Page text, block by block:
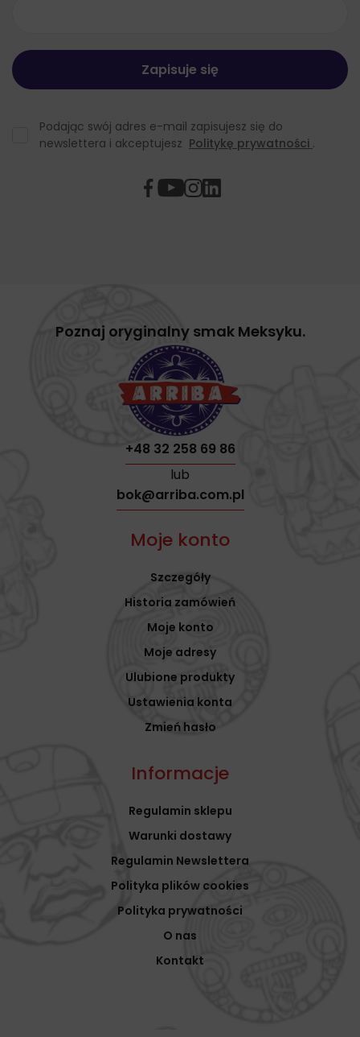
Podając swój adres e-mail zapisujesz się do
newslettera i akceptujesz Politykę prywatności .
Poznaj oryginalny smak Meksyku.
+48 32 258 69 86
lub
bok@arriba.com.pl
Moje konto
Szczegóły
Historia zamówień
Moje konto
Moje adresy
Ulubione produkty
Ustawienia konta
Zmień hasło
Informacje
Regulamin sklepu
Warunki dostawy
Regulamin Newslettera
Polityka plików cookies
Polityka prywatności
O nas
Kontakt